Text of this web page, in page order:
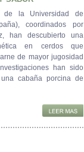
de la Universidad de
coordinados por
han descubierto una
en cerdos que
de mayor jugosidad
han sido
cabaña porcina de